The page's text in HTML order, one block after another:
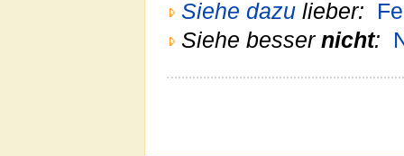
Siehe dazu lieber:
Siehe besser nicht: